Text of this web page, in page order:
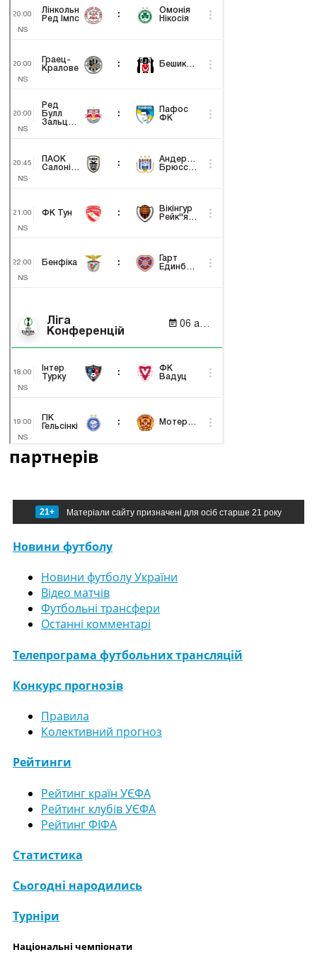
партнерів
21+ Матеріали сайту призначені для осіб старше 21 року
Новини футболу
Новини футболу України
Відео матчів
Футбольні трансфери
Останні комментарі
Телепрограма футбольних трансляцій
Конкурс прогнозів
Правила
Колективний прогноз
Рейтинги
Рейтинг країн УЄФА
Рейтинг клубів УЄФА
Рейтинг ФІФА
Статистика
Сьогодні народились
Турніри
Національні чемпіонати